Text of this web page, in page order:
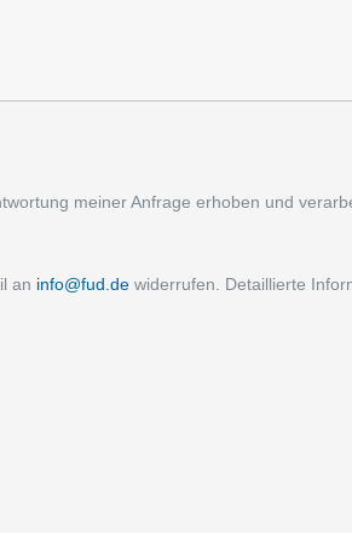
meiner Anfrage erhoben und
an info@fud.de widerrufen. Detaillierte